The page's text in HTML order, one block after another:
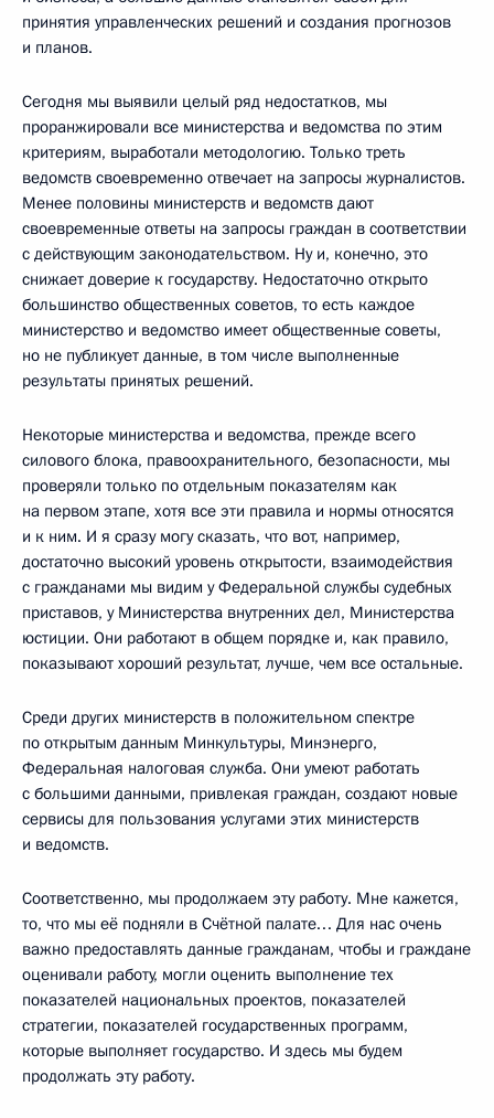
принятия управленческих решений и создания прогнозов
и планов.
Сегодня мы выявили целый ряд недостатков, мы
проранжировали все министерства и ведомства по этим
критериям, выработали методологию. Только треть
ведомств своевременно отвечает на запросы журналистов.
Менее половины министерств и ведомств дают
своевременные ответы на запросы граждан в соответствии
с действующим законодательством. Ну и, конечно, это
снижает доверие к государству. Недостаточно открыто
большинство общественных советов, то есть каждое
министерство и ведомство имеет общественные советы,
но не публикует данные, в том числе выполненные
результаты принятых решений.
Некоторые министерства и ведомства, прежде всего
силового блока, правоохранительного, безопасности, мы
проверяли только по отдельным показателям как
на первом этапе, хотя все эти правила и нормы относятся
и к ним. И я сразу могу сказать, что вот, например,
достаточно высокий уровень открытости, взаимодействия
с гражданами мы видим у Федеральной службы судебных
приставов, у Министерства внутренних дел, Министерства
юстиции. Они работают в общем порядке и, как правило,
показывают хороший результат, лучше, чем все остальные.
Среди других министерств в положительном спектре
по открытым данным Минкультуры, Минэнерго,
Федеральная налоговая служба. Они умеют работать
с большими данными, привлекая граждан, создают новые
сервисы для пользования услугами этих министерств
и ведомств.
Соответственно, мы продолжаем эту работу. Мне кажется,
то, что мы её подняли в Счётной палате… Для нас очень
важно предоставлять данные гражданам, чтобы и граждане
оценивали работу, могли оценить выполнение тех
показателей национальных проектов, показателей
стратегии, показателей государственных программ,
которые выполняет государство. И здесь мы будем
продолжать эту работу.